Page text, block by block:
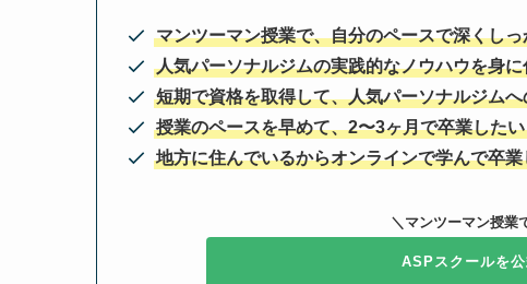
マンツーマン授業で、自分のペースで深くし
人気パーソナルジムの実践的なノウハウを身
短期で資格を取得して、人気パーソナルジム
授業のペースを早めて、2〜3ヶ月で卒業したい
地方に住んでいるからオンラインで学んで卒業
＼マンツーマン授業
ASPスクールを